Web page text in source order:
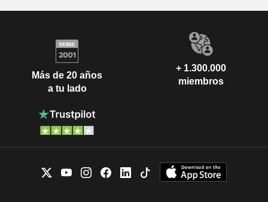
Más de 20 años
a tu lado
+ 1.300.000
miembros